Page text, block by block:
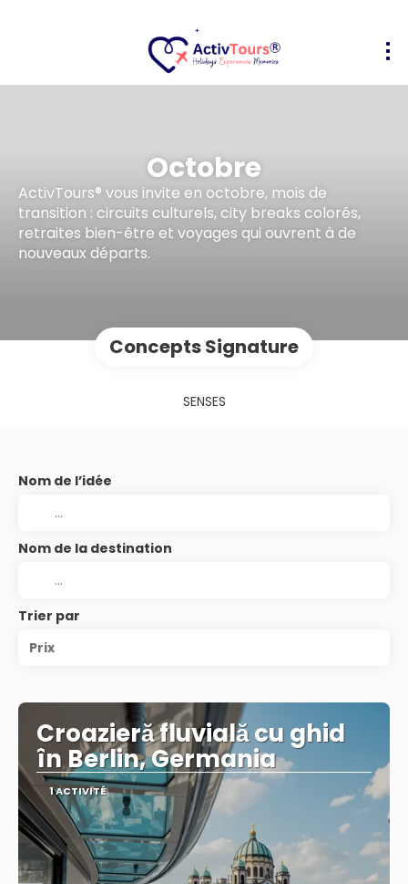
Octobre
ActivTours® vous invite en octobre, mois de
transition : circuits culturels, city breaks colorés,
retraites bien-être et voyages qui ouvrent à de
nouveaux départs.
Concepts Signature
SENSES
Nom de l’idée
Nom de la destination
Trier par
Prix
Croazieră fluvială cu ghid
în Berlin, Germania
1 ACTIVITÉ